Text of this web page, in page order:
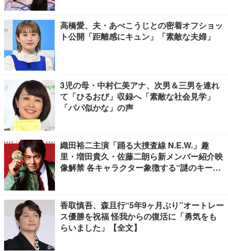
高橋愛、夫・あべこうじとの密着オフショッ
ト公開「距離感にキュン」「素敵な夫婦」
3児の母・中村仁美アナ、次男＆三男を連れ
て「ひるおび」収録へ「素敵な社会見学」
「パパ似かな」の声
織田裕二主演「踊る大捜査線 N.E.W.」趣
里・増田貴久・佐藤二朗ら新メンバー紹介映
像解禁 各キャラクター象徴する“謎のキーワ
香取慎吾、森且行“5年9ヶ月ぶり”オートレー
ス優勝を祝福 怪我からの復活に「勇気をも
らいました」【全文】